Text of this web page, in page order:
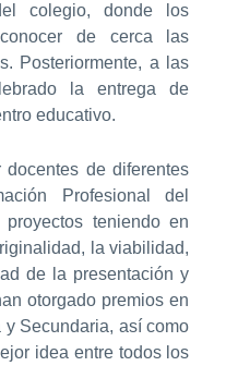
colegio, donde los
de cerca las
Posteriormente, a las
la entrega de
educativo.
de diferentes
Profesional del
teniendo en
la viabilidad,
de la presentación y
otorgado premios en
y Secundaria, así como
idea entre todos los